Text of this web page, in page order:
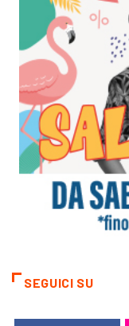
SEGUICI SU